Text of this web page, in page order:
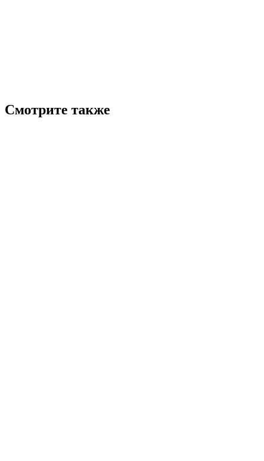
Смотрите также